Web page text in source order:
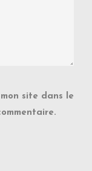
site dans le